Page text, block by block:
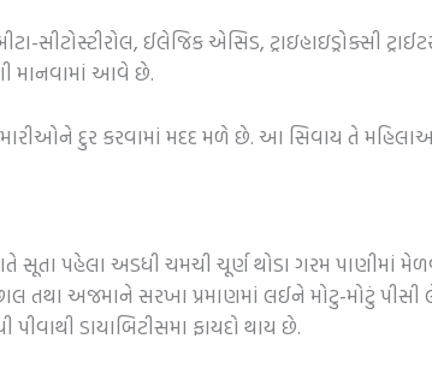
ઈલેજિક એસિડ, ટ્રાઇહાઇડ્રોક્સી
માનવામાં આવે છે.
દુર કરવામાં મદદ મળે છે. આ સિવાય તે
સૂતા પહેલા અડધી ચમચી ચૂર્ણ થોડા ગરમ પાણીમાં
તથા અજમાને સરખા પ્રમાણમાં લઈને મોટુ-મોટું પીસી
ડાયાબિટીસમા ફાયદો થાય છે.